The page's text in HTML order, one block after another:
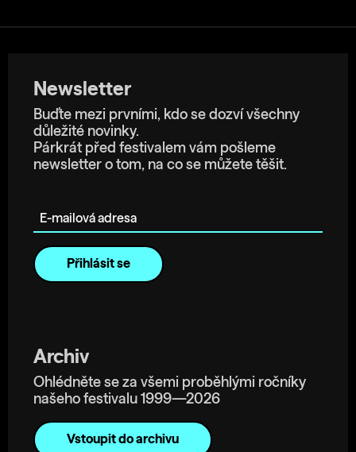
Newsletter
Buďte mezi prvními, kdo se dozví všechny
důležité novinky.
Párkrát před festivalem vám pošleme
newsletter o tom, na co se můžete těšit.
Archiv
Ohlédněte se za všemi proběhlými ročníky
našeho festivalu 1999—2026
Vstoupit do archivu